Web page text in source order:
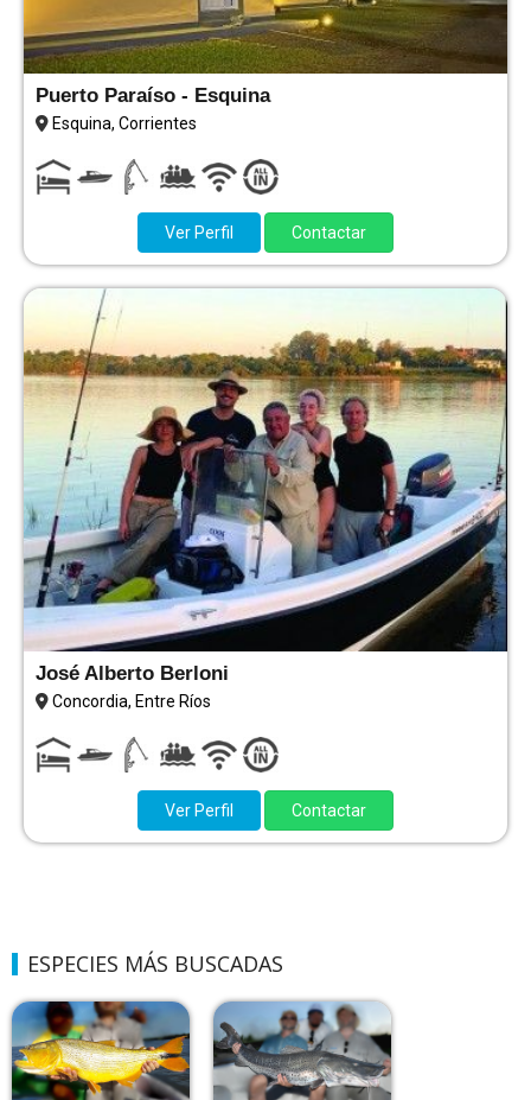
Puerto Paraíso - Esquina
Esquina, Corrientes
Ver Perfil Contactar
José Alberto Berloni
Concordia, Entre Ríos
Ver Perfil Contactar
ESPECIES MÁS BUSCADAS